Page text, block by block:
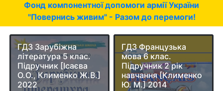
Фонд компонентної допомоги армії України
"Повернись живим" - Разом до перемоги!
ГДЗ Зарубіжна
література 5 клас.
Підручник [Ісаєва
О.О., Клименко Ж.В.]
2022
ГДЗ Французька
мова 6 клас.
Підручник 2 рік
навчання [Клименко
Ю. М.] 2014